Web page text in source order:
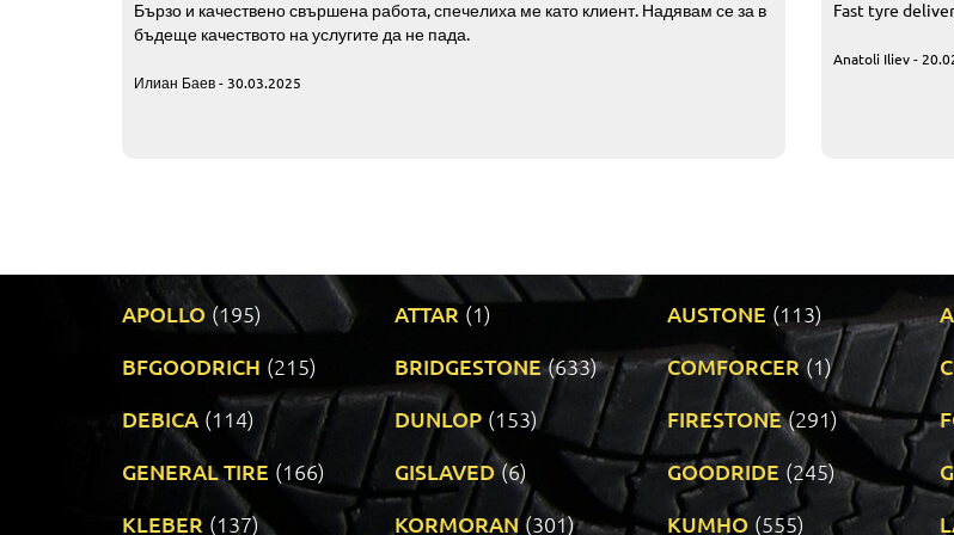
Бързо и качествено свършена работа, спечелиха ме като клиент. Надявам се за в
бъдеще качеството на услугите да не пада.
Илиан Баев - 30.03.2025
Fast tyre
Anatoli Iliev -
APOLLO (195) ATTAR (1) AUSTONE (113)
BFGOODRICH (215) BRIDGESTONE (633) COMFORCER (1)
DEBICA (114) DUNLOP (153) FIRESTONE (291)
GENERAL TIRE (166) GISLAVED (6) GOODRIDE (245)
KLEBER (137) KORMORAN (301) KUMHO (555)